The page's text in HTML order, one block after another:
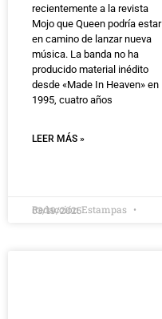
recientemente a la revista
Mojo que Queen podría estar
en camino de lanzar nueva
música. La banda no ha
producido material inédito
desde «Made In Heaven» en
1995, cuatro años
LEER MÁS »
Redacción Estampas
03/19/2025